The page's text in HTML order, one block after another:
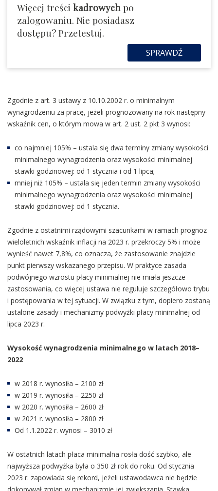
Więcej treści kadrowychpo
zalogowaniu. Nie posiadasz
dostępu? Przetestuj.
SPRAWDŹ
Zgodnie z art. 3 ustawy z 10.10.2002 r. o minimalnym
wynagrodzeniu za pracę, jeżeli prognozowany na rok następny
wskaźnik cen, o którym mowa w art. 2 ust. 2 pkt 3 wynosi:
co najmniej 105% – ustala się dwa terminy zmiany wysokości
minimalnego wynagrodzenia oraz wysokości minimalnej
stawki godzinowej: od 1 stycznia i od 1 lipca;
mniej niż 105% – ustala się jeden termin zmiany wysokości
minimalnego wynagrodzenia oraz wysokości minimalnej
stawki godzinowej: od 1 stycznia.
Zgodnie z ostatnimi rządowymi szacunkami w ramach prognoz
wieloletnich wskaźnik inflacji na 2023 r. przekroczy 5% i może
wynieść nawet 7,8%, co oznacza, że zastosowanie znajdzie
punkt pierwszy wskazanego przepisu. W praktyce zasada
podwójnego wzrostu płacy minimalnej nie miała jeszcze
zastosowania, co więcej ustawa nie reguluje szczegółowo trybu
i postępowania w tej sytuacji. W związku z tym, dopiero zostaną
ustalone zasady i mechanizmy podwyżki płacy minimalnej od
lipca 2023 r.
Wysokość wynagrodzenia minimalnego w latach 2018–
2022
w 2018 r. wynosiła – 2100 zł
w 2019 r. wynosiła – 2250 zł
w 2020 r. wynosiła – 2600 zł
w 2021 r. wynosiła – 2800 zł
Od 1.1.2022 r. wynosi – 3010 zł
W ostatnich latach płaca minimalna rosła dość szybko, ale
najwyższa podwyżka była o 350 zł rok do roku. Od stycznia
2023 r. zapowiada się rekord, jeżeli ustawodawca nie będzie
dokonywał zmian w mechanizmie jej zwiększania. Stawka